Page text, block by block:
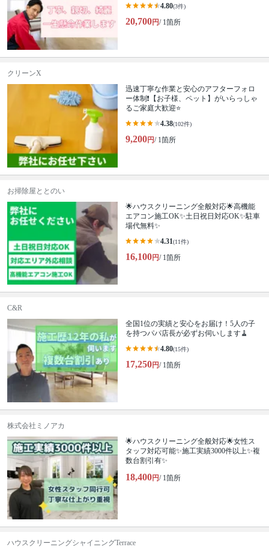
4.80(3件)
20,700円/ 1箇所
クリーンX
迅速丁寧な作業と安心のアフターフォロ
ー体制❗️【お子様、ペット】がいらっしゃ
るご家庭大歓迎⭐️
4.38(102件)
9,200円/ 1箇所
お掃除屋ととのい
🌟ハウスクリーニング全般対応🌟高機能
エアコン施工OK✨土日祝日対応OK✨駐車
場代無料✨
4.31(11件)
16,100円/ 1箇所
C&R
全国1位の実績と安心をお届け！5人の子
を持つパパ店長が必ずお伺いします🧹
4.80(15件)
17,250円/ 1箇所
株式会社ミノアカ
🌟ハウスクリーニング全般対応🌟女性ス
タッフ対応可能✨施工実績3000件以上✨複
数台割引有✨
18,400円/ 1箇所
ハウスクリーニングシャイニングTerrace